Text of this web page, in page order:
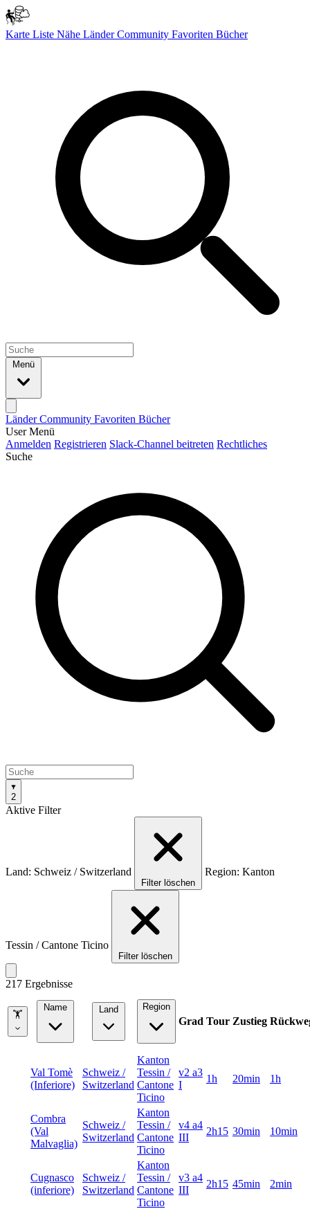
Karte Liste Nähe LänderCommunity Favoriten Bücher
Menü
LänderCommunity Favoriten Bücher
User Menü
Anmelden Registrieren Slack-Channel beitreten Rechtliches
Suche
2
Aktive Filter
Land: Schweiz / Switzerland
Filter löschen
Region: Kanton
Tessin / Cantone Ticino
Filter löschen
217 Ergebnisse
🏋
Name Land Region
Grad Tour Zustieg
Val Tomè
(Inferiore)
Schweiz /
Switzerland
Kanton
Tessin /
Cantone
Ticino
v2 a3
I
1h 20min 1h
Combra
(Val
Malvaglia)
Schweiz /
Switzerland
Kanton
Tessin /
Cantone
Ticino
v4 a4
III
2h15 30min 10min
Cugnasco
(inferiore)
Schweiz /
Switzerland
Kanton
Tessin /
Cantone
Ticino
v3 a4
III
2h15 45min 2min